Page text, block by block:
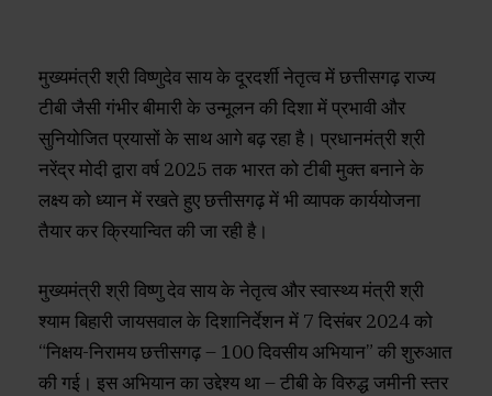
मुख्यमंत्री श्री विष्णुदेव साय के दूरदर्शी नेतृत्व में छत्तीसगढ़ राज्य
टीबी जैसी गंभीर बीमारी के उन्मूलन की दिशा में प्रभावी और
सुनियोजित प्रयासों के साथ आगे बढ़ रहा है। प्रधानमंत्री श्री
नरेंद्र मोदी द्वारा वर्ष 2025 तक भारत को टीबी मुक्त बनाने के
लक्ष्य को ध्यान में रखते हुए छत्तीसगढ़ में भी व्यापक कार्ययोजना
तैयार कर क्रियान्वित की जा रही है।
मुख्यमंत्री श्री विष्णु देव साय के नेतृत्व और स्वास्थ्य मंत्री श्री
श्याम बिहारी जायसवाल के दिशानिर्देशन में 7 दिसंबर 2024 को
“निक्षय-निरामय छत्तीसगढ़ – 100 दिवसीय अभियान” की शुरुआत
की गई। इस अभियान का उद्देश्य था – टीबी के विरुद्ध जमीनी स्तर